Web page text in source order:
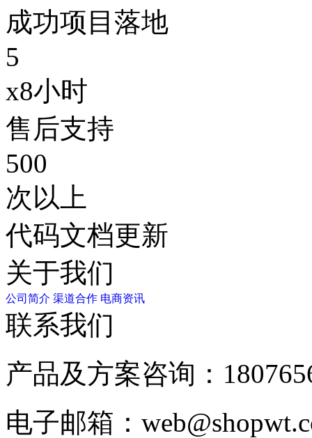
成功项目落地
5
x8小时
售后支持
500
次以上
代码文档更新
关于我们
公司简介 渠道合作 电商资讯
联系我们
产品及方案咨询：
电子邮箱：